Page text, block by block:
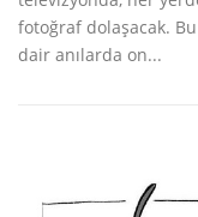
fotoğraf dolaşacak.
dair anılarda on...